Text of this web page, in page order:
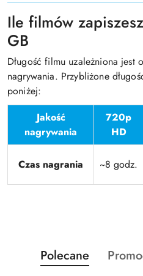
Ile filmów
GB
Długość filmu uzależniona jest
nagrywania. Przybliżone
poniżej:
Jakość
nagrywania
720p
HD
Czas nagrania ~8 godz.
Pomiń karuzelę
Produkty
o
Polecane